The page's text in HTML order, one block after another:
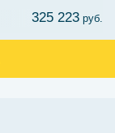
325 223 руб.